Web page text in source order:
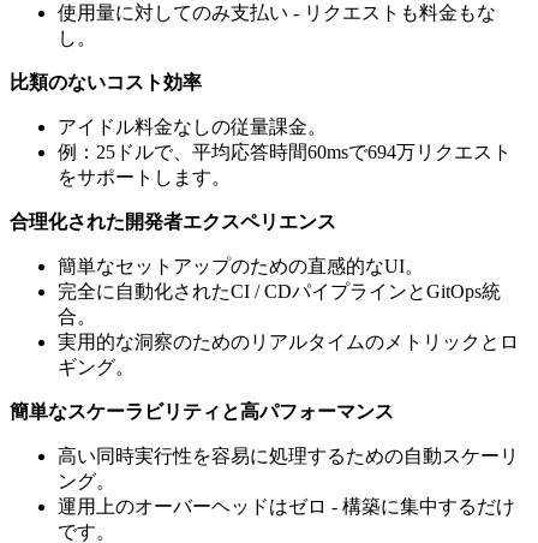
使用量に対してのみ支払い - リクエストも料金もな
し。
比類のないコスト効率
アイドル料金なしの従量課金。
例：25ドルで、平均応答時間60msで694万リクエスト
をサポートします。
合理化された開発者エクスペリエンス
簡単なセットアップのための直感的なUI。
完全に自動化されたCI / CDパイプラインとGitOps統
合。
実用的な洞察のためのリアルタイムのメトリックとロ
ギング。
簡単なスケーラビリティと高パフォーマンス
高い同時実行性を容易に処理するための自動スケーリ
ング。
運用上のオーバーヘッドはゼロ - 構築に集中するだけ
です。